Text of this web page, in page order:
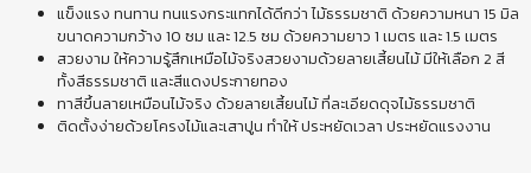
แข็งแรง ทนทาน ทนแรงกระแทกได้ดีกว่า ไม้ธรรมชาติ ด้วยความหนา 15 มิล
ขนาดความกว้าง 10 ซม และ 12.5 ซม ด้วยความยาว 1 เมตร และ 1.5 เมตร
สวยงาม ให้ความรู้สึกเหมือไม้จริงสวยงามด้วยลายเสี้ยนไม้ มีให้เลือก 2 สี
ทั้งสีธรรมชาติ และสีแดงประกายทอง
ทาสีขึ้นลายเหมือนไม้จริง ด้วยลายเสี้ยนไม้ ที่ละเอียดดุจไม้ธรรมชาติ
ติดตั้งง่ายด้วยโครงไม้และเสาปูน ทำให้ ประหยัดเวลา ประหยัดแรงงาน